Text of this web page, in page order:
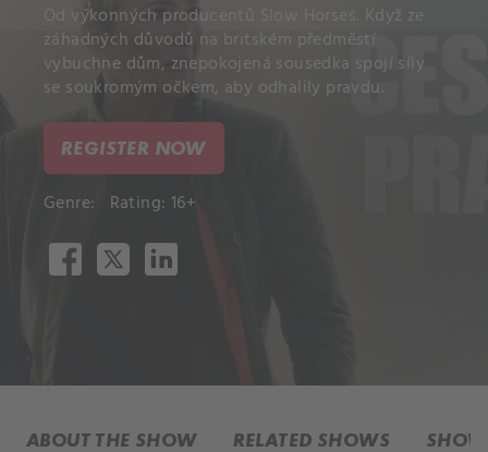
Od výkonných producentů Slow Horses. Když ze
záhadných důvodů na britském předměstí
vybuchne dům, znepokojená sousedka spojí síly
se soukromým očkem, aby odhalily pravdu.
REGISTER NOW
Genre: Rating: 16+
ABOUT THE SHOW RELATED SHOWS